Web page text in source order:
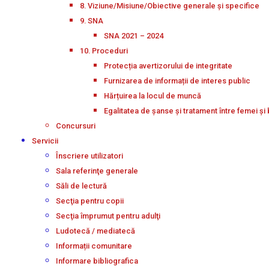
8. Viziune/Misiune/Obiective generale și specifice
9. SNA
SNA 2021 – 2024
10. Proceduri
Protecția avertizorului de integritate
Furnizarea de informații de interes public
Hărțuirea la locul de muncă
Egalitatea de șanse și tratament între femei și
Concursuri
Servicii
Înscriere utilizatori
Sala referinţe generale
Săli de lectură
Secţia pentru copii
Secţia împrumut pentru adulţi
Ludotecă / mediatecă
Informații comunitare
Informare bibliografica